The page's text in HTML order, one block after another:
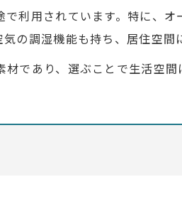
利用されています。特に、
の調湿機能も持ち、居住空間
であり、選ぶことで生活空